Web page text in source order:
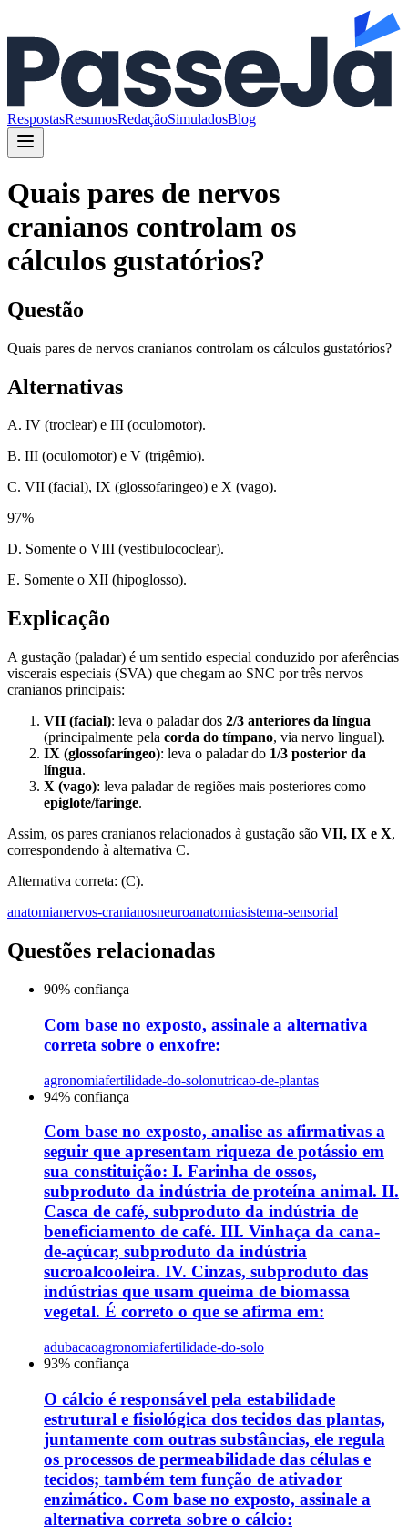
RespostasResumosRedaçãoSimuladosBlog
Quais pares de nervos
cranianos controlam os
cálculos gustatórios?
Questão
Quais pares de nervos cranianos controlam os cálculos gustatórios?
Alternativas
A. IV (troclear) e III (oculomotor).
B. III (oculomotor) e V (trigêmio).
C. VII (facial), IX (glossofaringeo) e X (vago).
97%
D. Somente o VIII (vestibulococlear).
E. Somente o XII (hipoglosso).
Explicação
A gustação (paladar) é um sentido especial conduzido por aferências
viscerais especiais (SVA) que chegam ao SNC por três nervos
cranianos principais:
VII (facial): leva o paladar dos 2/3 anteriores da língua
(principalmente pela corda do tímpano, via nervo lingual).
IX (glossofaríngeo): leva o paladar do 1/3 posterior da
língua.
X (vago): leva paladar de regiões mais posteriores como
epiglote/faringe.
Assim, os pares cranianos relacionados à gustação são VII, IX e X,
correspondendo à alternativa C.
Alternativa correta: (C).
anatomianervos-cranianosneuroanatomiasistema-sensorial
Questões relacionadas
90% confiança
Com base no exposto, assinale a alternativa
correta sobre o enxofre:
agronomiafertilidade-do-solonutricao-de-plantas
94% confiança
Com base no exposto, analise as afirmativas a
seguir que apresentam riqueza de potássio em
sua constituição: I. Farinha de ossos,
subproduto da indústria de proteína animal. II.
Casca de café, subproduto da indústria de
beneficiamento de café. III. Vinhaça da cana-
de-açúcar, subproduto da indústria
sucroalcooleira. IV. Cinzas, subproduto das
indústrias que usam queima de biomassa
vegetal. É correto o que se afirma em:
adubacaoagronomiafertilidade-do-solo
93% confiança
O cálcio é responsável pela estabilidade
estrutural e fisiológica dos tecidos das plantas,
juntamente com outras substâncias, ele regula
os processos de permeabilidade das células e
tecidos; também tem função de ativador
enzimático. Com base no exposto, assinale a
alternativa correta sobre o cálcio: